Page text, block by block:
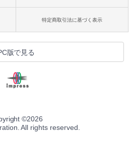
特定商取引法に基づく表示
版で見る
©2026
All rights reserved.